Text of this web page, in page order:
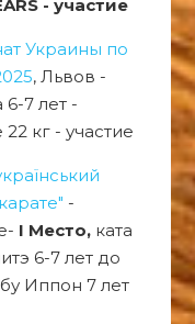
- участие
Украины по
, Львов -
6-7 лет -
кг - участие
-
I Место, ката
6-7 лет до
Иппон 7 лет